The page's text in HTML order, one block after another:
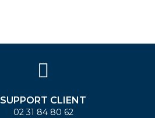
SUPPORT CLIENT
02 31 84 80 62